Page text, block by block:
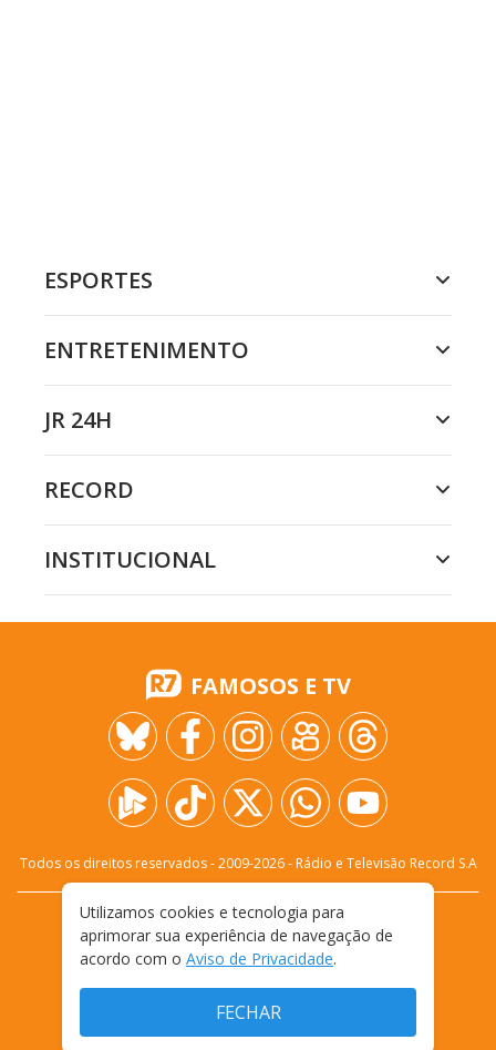
ESPORTES
ENTRETENIMENTO
JR 24H
RECORD
INSTITUCIONAL
FAMOSOS E TV
Todos os direitos reservados - 2009-2026- Rádio e Televisão Record S.A
FALE CONOSCO
PRIVACIDADE
TERMOS E CONDIÇÕES DE USO
Utilizamos cookies e tecnologia para
aprimorar sua experiência de navegação de
acordo com o Aviso de Privacidade.
FECHAR